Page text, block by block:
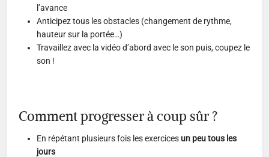
l’avance
Anticipez tous les obstacles (changement de rythme,
hauteur sur la portée…)
Travaillez avec la vidéo d’abord avec le son puis, coupez le
son !
Comment progresser à coup sûr ?
En répétant plusieurs fois les exercices un peu tous les
jours